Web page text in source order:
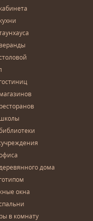
дома
окна
в комнату